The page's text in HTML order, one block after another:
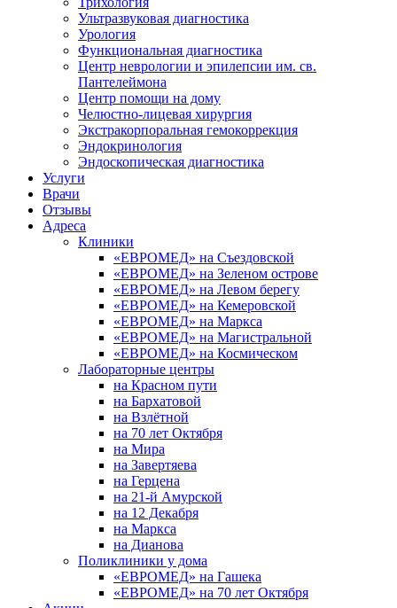
Ультразвуковая диагностика
Урология
Функциональная диагностика
Центр неврологии и эпилепсии им. св.
Пантелеймона
Центр помощи на дому
Челюстно-лицевая хирургия
Экстракорпоральная гемокоррекция
Эндокринология
Эндоскопическая диагностика
Услуги
Врачи
Отзывы
Адреса
Клиники
«ЕВРОМЕД» на Съездовской
«ЕВРОМЕД» на Зеленом острове
«ЕВРОМЕД» на Левом берегу
«ЕВРОМЕД» на Кемеровской
«ЕВРОМЕД» на Маркса
«ЕВРОМЕД» на Магистральной
«ЕВРОМЕД» на Космическом
Лабораторные центры
на Красном пути
на Бархатовой
на Взлётной
на 70 лет Октября
на Мира
на Завертяева
на Герцена
на 21-й Амурской
на 12 Декабря
на Маркса
на Дианова
Поликлиники у дома
«ЕВРОМЕД» на Гашека
«ЕВРОМЕД» на 70 лет Октября